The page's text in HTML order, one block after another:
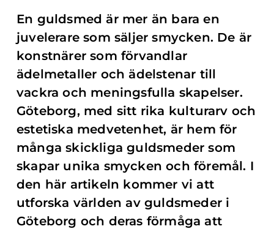
En guldsmed är mer än bara en
juvelerare som säljer smycken. De är
konstnärer som förvandlar
ädelmetaller och ädelstenar till
vackra och meningsfulla skapelser.
Göteborg, med sitt rika kulturarv och
estetiska medvetenhet, är hem för
många skickliga guldsmeder som
skapar unika smycken och föremål. I
den här artikeln kommer vi att
utforska världen av guldsmeder i
Göteborg och deras förmåga att